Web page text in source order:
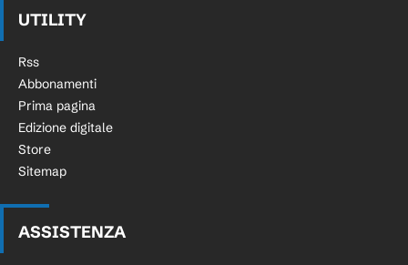
UTILITY
Rss
Abbonamenti
Prima pagina
Edizione digitale
Store
Sitemap
ASSISTENZA